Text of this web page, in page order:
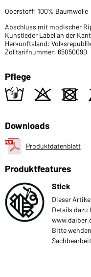
Oberstoff: 100% Baumwolle
Abschluss mit modischer
Kunstleder Label an der
Herkunftsland:
Zolltarifnummer: 65050090
Pflege
t o d
Downloads
Produktdatenblatt
Produktfeatures
Stick
Dieser
Details
Bitte